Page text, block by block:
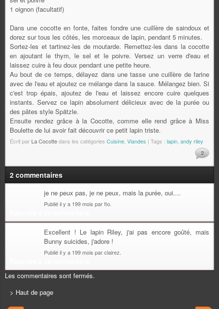
1 oignon (facultatif)
Dans une cocotte en fonte, faites fondre une cuillère de saindoux et
dorez sur tous les côtés, les morceaux de lapin, pendant 5 minutes.
Sortez-les et tartinez-les de moutarde. Remettez-les dans la cocotte
en ajoutant le thym, le sel et le poivre. Versez un verre d'eau et
laissez cuire à feu doux pendant une petite heure.
Au bout de ce temps, délayez dans une tasse une cuillère de farine
avec de l'eau et ajoutez ce mélange dans la sauce. Mélangez bien. Si
c'est trop épais, ajoutez de l'eau et laissez encore cuire quelques
instants. Servez ce lapin absolument délicieux avec de la purée ou
des pâtes style Spätzle.
Ensuite rendez grâce à la Cocotte, comme elle rend grâce à Miss
Boulette de lui avoir fait découvrir ce petit lapin triste.
Écrit par La Cocottedans les catégories Cuisine Viandes | Tags : lapin andy riley
2
2 commentaires
je ne peux pas, je ne peux, mais la purée, oui....
Publié il y a 199 mois par flo.
Excellent ! Le lapin Riley, j'ai pas encore goûté, mais
Bunny suicides, j'adore !
Publié il y a 199 mois par clairez.
Les commentaires sont fermés.
> Haut de page